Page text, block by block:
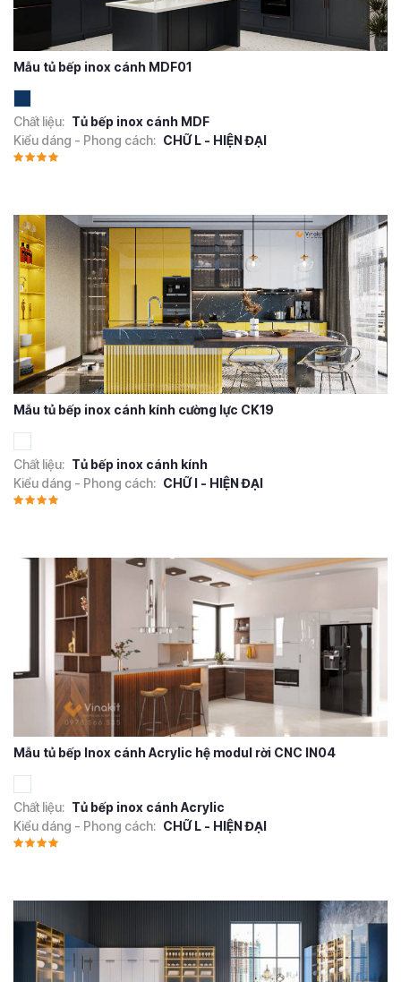
Mẫu tủ bếp inox cánh MDF01
Chất liệu: Tủ bếp inox cánh MDF
Kiểu dáng - Phong cách: CHỮ L - HIỆN ĐẠI
Mẫu tủ bếp inox cánh kính cường lực CK19
Chất liệu: Tủ bếp inox cánh kính
Kiểu dáng - Phong cách: CHỮ I - HIỆN ĐẠI
Mẫu tủ bếp Inox cánh Acrylic hệ modul rời CNC IN04
Chất liệu: Tủ bếp inox cánh Acrylic
Kiểu dáng - Phong cách: CHỮ L - HIỆN ĐẠI